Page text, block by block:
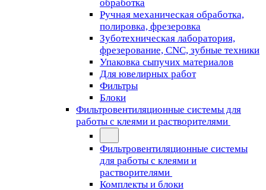
обработка
Ручная механическая обработка,
полировка, фрезеровка
Зуботехническая лаборатория,
фрезерование, CNC, зубные техники
Упаковка сыпучих материалов
Для ювелирных работ
Фильтры
Блоки
Фильтровентиляционные системы для
работы с клеями и растворителями
Фильтровентиляционные системы
для работы с клеями и
растворителями
Комплекты и блоки